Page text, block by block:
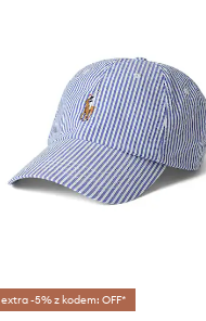
extra -5% z kodem: OFF*